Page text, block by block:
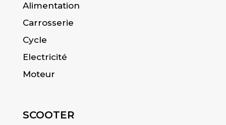
Alimentation
Carrosserie
Cycle
Electricité
Moteur
SCOOTER